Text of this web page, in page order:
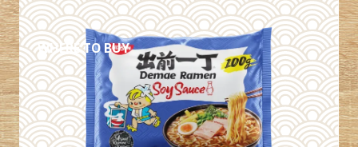
WHERE TO BUY
DÉTAILS